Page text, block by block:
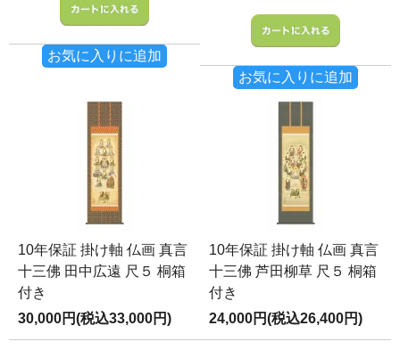
お気に入りに追加
お気に入りに追加
10年保証 掛け軸 仏画 真言
十三佛 田中広遠 尺５ 桐箱
付き
30,000円(税込33,000円)
10年保証 掛け軸 仏画 真言
十三佛 芦田柳草 尺５ 桐箱
付き
24,000円(税込26,400円)